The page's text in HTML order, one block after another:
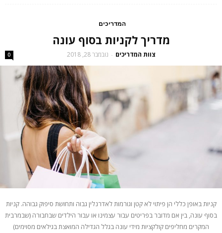
המדריכים
מדריך לקניות בסוף עונה
צוות המדריכים - נובמבר 28, 2018 0
קניות באופן כללי הן פיתוי לא קטן וגורמות לאדרנלין גבוה ותחושת סיפוק גבוהה. קניות
בסוף עונה, בין אם מדובר בפריטים עבור עצמינו או עבור הילדים שבחבורה (שבמרבית
המקרים מחליפים קולקציות מידי עונה בגלל הגדילה המואצת בגילאים מסוימים)